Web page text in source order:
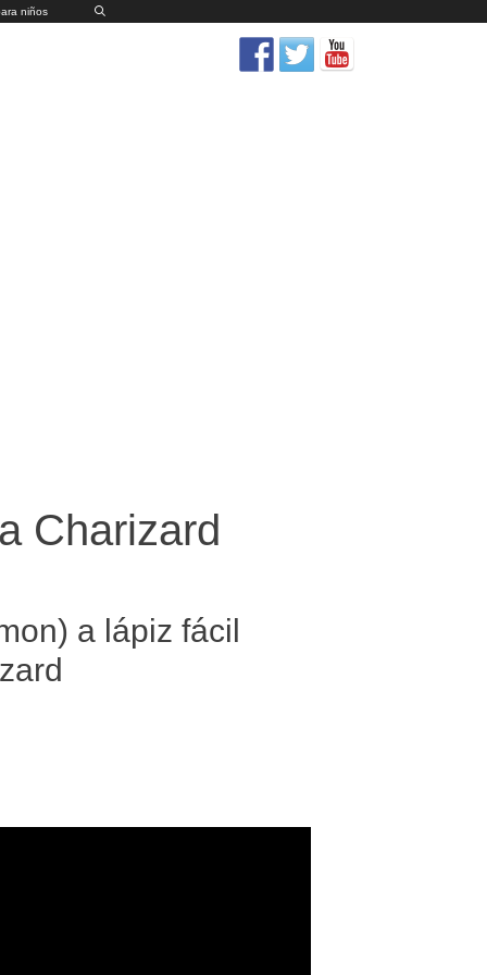
niños
Charizard
a lápiz fácil